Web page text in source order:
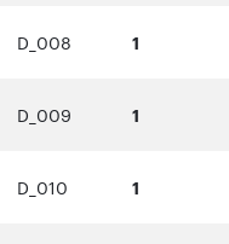
D_008 1
D_009 1
D_010 1